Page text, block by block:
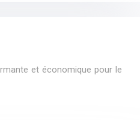
et économique pour le